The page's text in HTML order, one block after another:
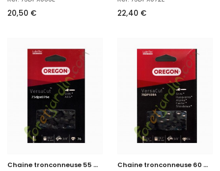
20,50 € 22,40 €
C
haine tronconneuse 55 CM Oregon 75DPX076E pour Stihl C
haine tronconneuse 60 CM Oregon réf : 75DPX084E